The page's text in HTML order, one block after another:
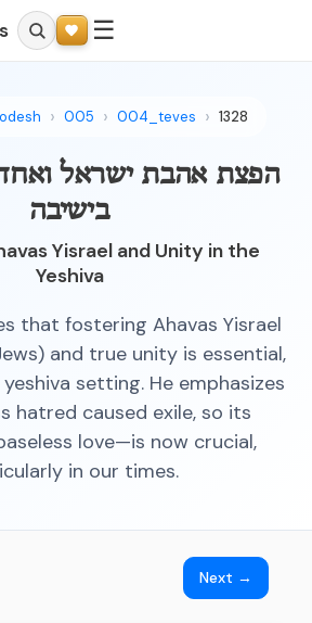
☰
005 004_teves 1328
הפצת אהבת ישראל
בישיבה
Yisrael and Unity in the
Yeshiva
that fostering Ahavas Yisrael
and true unity is essential,
setting. He emphasizes
hatred caused exile, so its
love—is now crucial,
in our times.
Next →